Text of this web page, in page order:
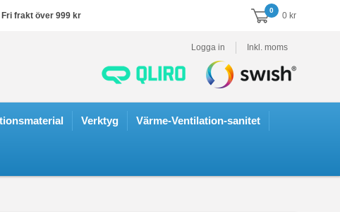
0
0 kr
Fri frakt över 999 kr
Logga in Inkl. moms
Verktyg Värme-Ventilation-sanitet